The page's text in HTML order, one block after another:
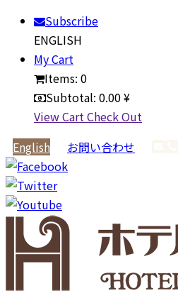
Subscribe
ENGLISH
My Cart
Items: 0
Subtotal: 0.00 ¥
View CartCheck Out
English
お問い合わせ